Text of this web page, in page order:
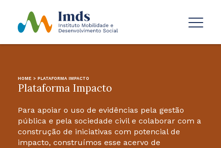
HOME > PLATAFORMA IMPACTO
Plataforma Impacto
Para apoiar o uso de evidências pela gestão
pública e pela sociedade civil e colaborar com a
construção de iniciativas com potencial de
impacto, construímos esse acervo de